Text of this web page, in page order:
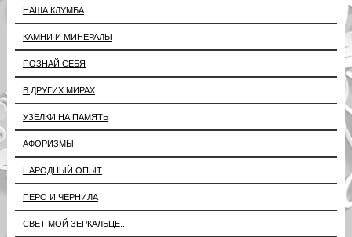
НАША КЛУМБА
КАМНИ И МИНЕРАЛЫ
ПОЗНАЙ СЕБЯ
В ДРУГИХ МИРАХ
УЗЕЛКИ НА ПАМЯТЬ
АФОРИЗМЫ
НАРОДНЫЙ ОПЫТ
ПЕРО И ЧЕРНИЛА
СВЕТ МОЙ ЗЕРКАЛЬЦЕ...